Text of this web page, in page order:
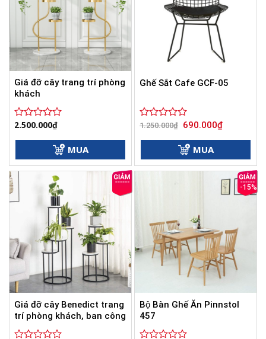
Giá đỡ cây trang trí phòng
khách
Được
5
sao
2.500.000₫
MUA
Ghế Sắt Cafe GCF-05
Được
5
sao
1.250.000₫ Giá
gốc
là:
1.250.000₫.
690.000₫Giá
hiện
tại
MUA
Giá đỡ cây Benedict trang
trí phòng khách, ban công
-15%
Bộ Bàn Ghế Ăn Pinnstol
457